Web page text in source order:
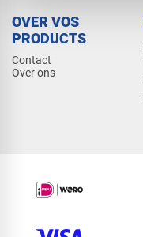
OVER VOS
PRODUCTS
Contact
Over ons